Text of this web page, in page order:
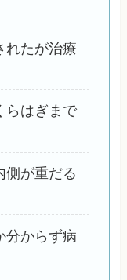
れたが治療
らはぎまで
側が重だる
分からず病